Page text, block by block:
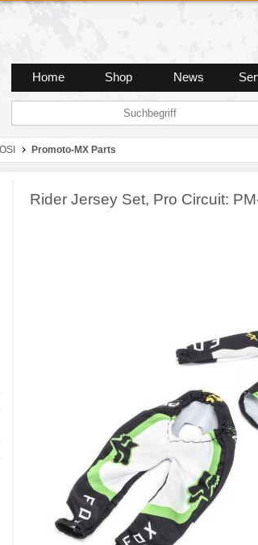
Home Shop News
Promoto-MX Parts
Rider Jersey Set, Pro Circuit: